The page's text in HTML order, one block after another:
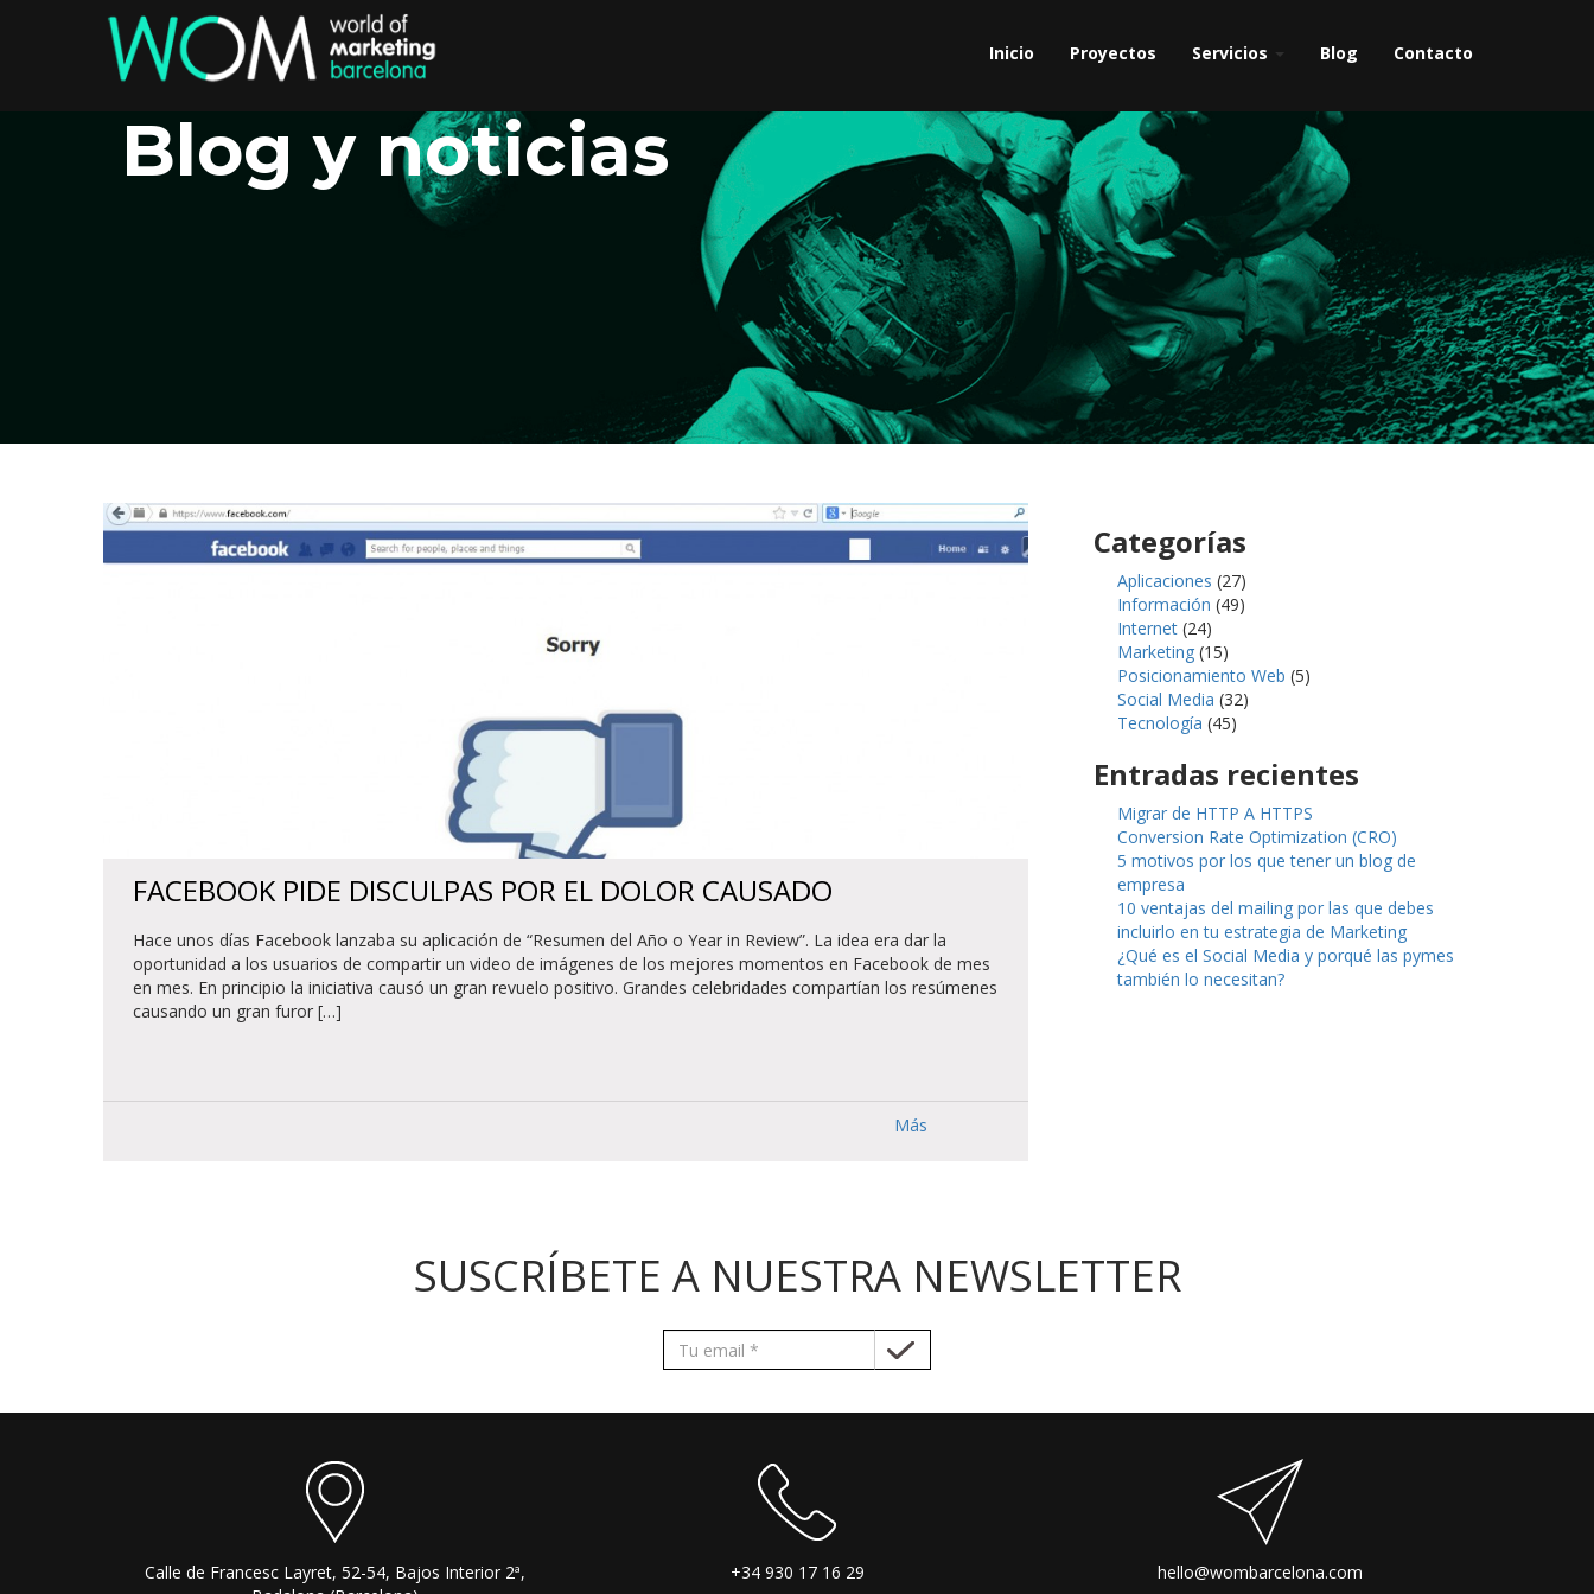
Inicio Proyectos Servicios Blog Contacto
Blog y noticias
FACEBOOK PIDE DISCULPAS POR EL DOLOR CAUSADO
Hace unos días Facebook lanzaba su aplicación de “Resumen del Año o Year in Review”. La idea era dar la
oportunidad a los usuarios de compartir un video de imágenes de los mejores momentos en Facebook de mes
en mes. En principio la iniciativa causó un gran revuelo positivo. Grandes celebridades compartían los resúmenes
causando un gran furor […]
Más
Categorías
Aplicaciones (27)
Información (49)
Internet (24)
Marketing (15)
Posicionamiento Web (5)
Social Media (32)
Tecnología (45)
Entradas recientes
Migrar de HTTP A HTTPS
Conversion Rate Optimization (CRO)
5 motivos por los que tener un blog de
empresa
10 ventajas del mailing por las que debes
incluirlo en tu estrategia de Marketing
¿Qué es el Social Media y porqué las pymes
también lo necesitan?
SUSCRÍBETE A NUESTRA NEWSLETTER
Calle de Francesc Layret, 52-54, Bajos Interior 2ª,
+34 930 17 16 29 hello@wombarcelona.com